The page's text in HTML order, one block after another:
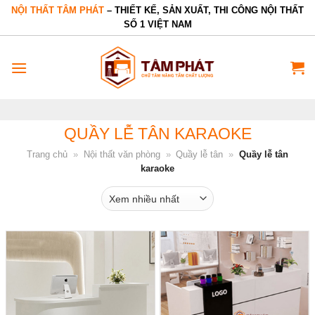
Bỏ
dung
NỘI THẤT TÂM PHÁT – THIẾT KẾ, SẢN XUẤT, THI CÔNG NỘI THẤT
SỐ 1 VIỆT NAM
QUẦY LỄ TÂN KARAOKE
Trang chủ » Nội thất văn phòng » Quầy lễ tân » Quầy lễ tân
karaoke